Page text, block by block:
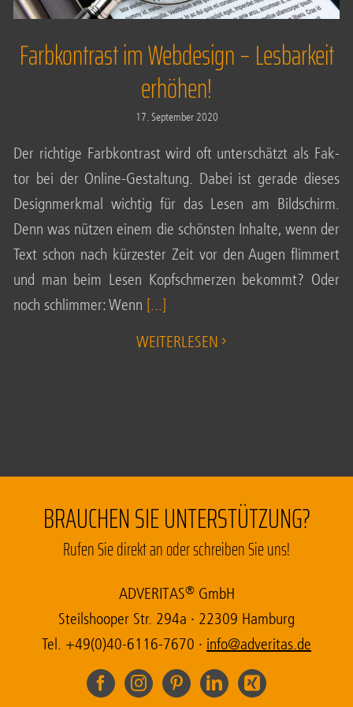
Farbkontrast im Webdesign – Lesbarkeit
erhöhen!
17. Sep­tem­ber 2020
Der rich­ti­ge Farb­kon­trast wird oft unter­schätzt als Fak­
tor bei der Online-Gestal­tung. Dabei ist gera­de die­ses
Design­merk­mal wich­tig für das Lesen am Bild­schirm.
Denn was nüt­zen einem die schöns­ten Inhal­te, wenn der
Text schon nach kür­zes­ter Zeit vor den Augen flim­mert
und man beim Lesen Kopf­schmer­zen bekommt? Oder
noch schlim­mer: Wenn [...]
WEI­TER­LE­SEN
BRAUCHEN SIE UNTERSTÜTZUNG?
Rufen Sie direkt an oder schreiben Sie uns!
ADVE­RI­TAS®GmbH
Steil­sho­o­per Str. 294a · 22309 Ham­burg
Tel. +49(0)40-6116-7670 · ed.sa
tirev
da@of
ni